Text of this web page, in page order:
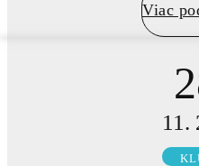
Viac
11.